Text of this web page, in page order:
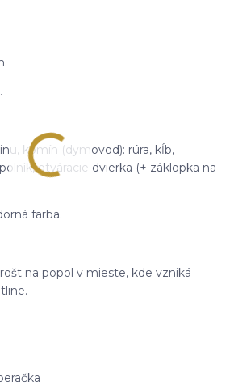
komín (dymovod): rúra, kĺb,
otváracie dvierka (+ záklopka na
farba.
na popol v mieste, kde vzniká